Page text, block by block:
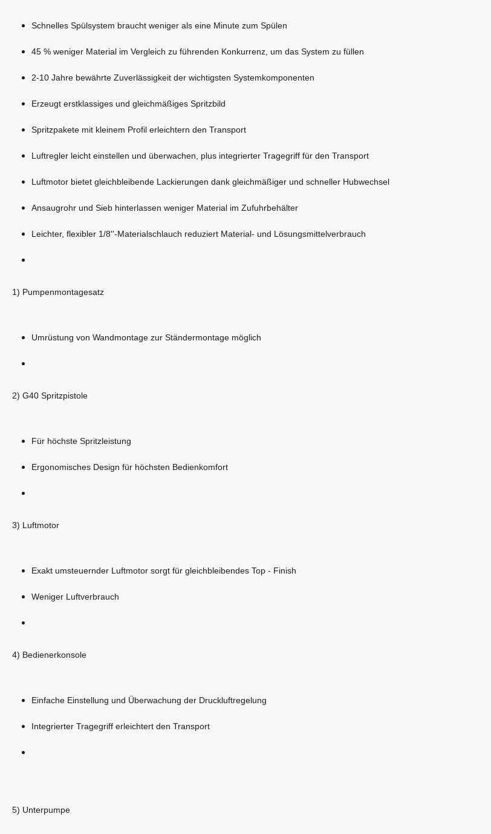
Schnelles Spülsystem braucht weniger als eine Minute zum Spülen
45 % weniger Material im Vergleich zu führenden Konkurrenz, um das System zu füllen
2-10 Jahre bewährte Zuverlässigkeit der wichtigsten Systemkomponenten
Erzeugt erstklassiges und gleichmäßiges Spritzbild
Spritzpakete mit kleinem Profil erleichtern den Transport
Luftregler leicht einstellen und überwachen, plus integrierter Tragegriff für den Transport
Luftmotor bietet gleichbleibende Lackierungen dank gleichmäßiger und schneller Hubwechsel
Ansaugrohr und Sieb hinterlassen weniger Material im Zufuhrbehälter
Leichter, flexibler 1/8''-Materialschlauch reduziert Material- und Lösungsmittelverbrauch
1) Pumpenmontagesatz
Umrüstung von Wandmontage zur Ständermontage möglich
2) G40 Spritzpistole
Für höchste Spritzleistung
Ergonomisches Design für höchsten Bedienkomfort
3) Luftmotor
Exakt umsteuernder Luftmotor sorgt für gleichbleibendes Top - Finish
Weniger Luftverbrauch
4) Bedienerkonsole
Einfache Einstellung und Überwachung der Druckluftregelung
Integrierter Tragegriff erleichtert den Transport
5) Unterpumpe